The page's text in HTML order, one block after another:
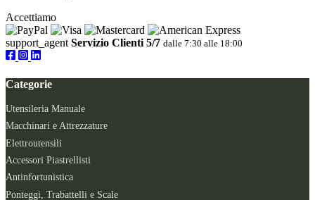
Accettiamo
support_agent Servizio Clienti 5/7 dalle 7:30 alle 18:00
Categorie
Utensileria Manuale
Macchinari e Attrezzature
Elettroutensili
Accessori Piastrellisti
Antinfortunistica
Ponteggi, Trabattelli e Scale